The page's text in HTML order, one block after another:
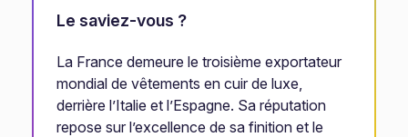
Le saviez-vous ?
La France demeure le troisième exportateur
mondial de vêtements en cuir de luxe,
derrière l’Italie et l’Espagne. Sa réputation
repose sur l’excellence de sa finition et le